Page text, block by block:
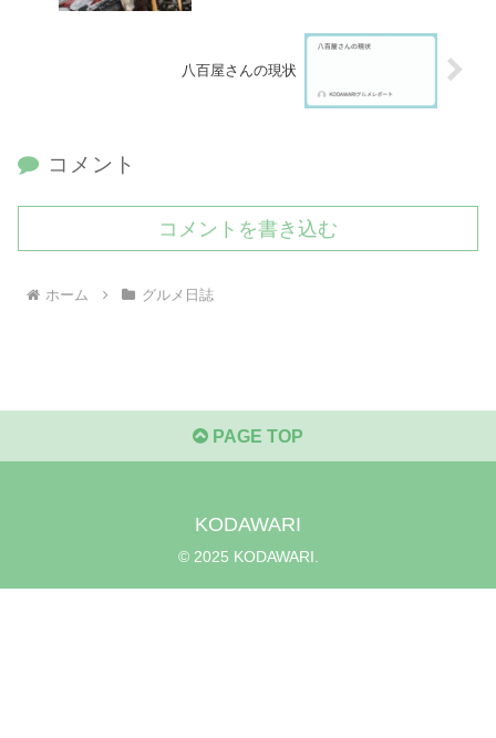
八百屋さんの現状
コメント
コメントを書き込む
ホーム グルメ日誌
PAGE TOP
KODAWARI
© 2025 KODAWARI.